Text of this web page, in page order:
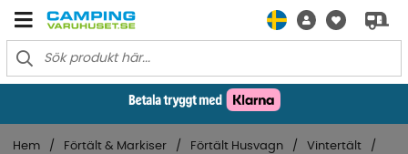
Hem Förtält & Markiser Förtält Husvagn
Vintertält